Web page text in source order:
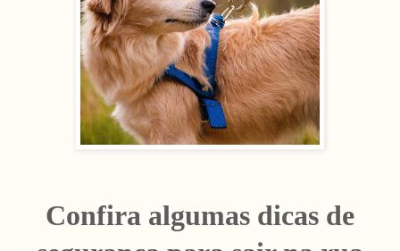
Confira algumas dicas de